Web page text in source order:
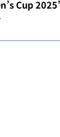
Cup